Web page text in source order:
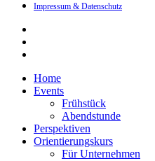
Impressum & Datenschutz
Close
Menu
Home
Events
Frühstück
Abendstunde
Perspektiven
Orientierungskurs
Für Unternehmen